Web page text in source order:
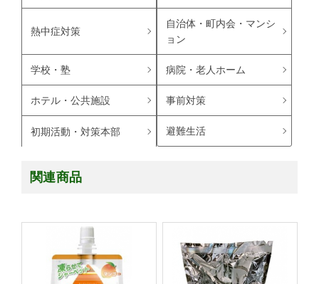
熱中症対策
自治体・町内会・マンシ
ョン
学校・塾 病院・老人ホーム
ホテル・公共施設 事前対策
初期活動・対策本部 避難生活
関連商品